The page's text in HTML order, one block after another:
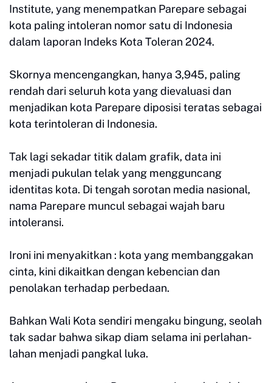
Institute, yang menempatkan Parepare sebagai
kota paling intoleran nomor satu di Indonesia
dalam laporan Indeks Kota Toleran 2024.
Skornya mencengangkan, hanya 3,945, paling
rendah dari seluruh kota yang dievaluasi dan
menjadikan kota Parepare diposisi teratas sebagai
kota terintoleran di Indonesia.
Tak lagi sekadar titik dalam grafik, data ini
menjadi pukulan telak yang mengguncang
identitas kota. Di tengah sorotan media nasional,
nama Parepare muncul sebagai wajah baru
intoleransi.
Ironi ini menyakitkan : kota yang membanggakan
cinta, kini dikaitkan dengan kebencian dan
penolakan terhadap perbedaan.
Bahkan Wali Kota sendiri mengaku bingung, seolah
tak sadar bahwa sikap diam selama ini perlahan-
lahan menjadi pangkal luka.